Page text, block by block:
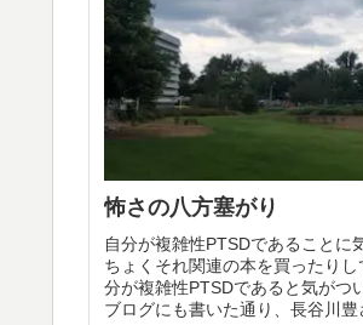
怖さの八方塞がり
自分が複雑性PTSDであることに
ちょくそれ関連の本を買ったり
分が複雑性PTSDであると気がつ
ブログにも書いた通り、長谷川豊